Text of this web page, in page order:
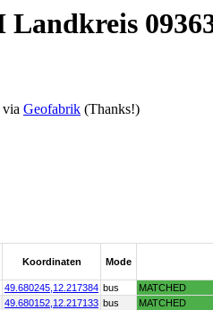
Geofabrik (Thanks!)
Koordinaten Mode
49.680245, 12.217384 bus MATCHED
49.680152, 12.217133 bus MATCHED